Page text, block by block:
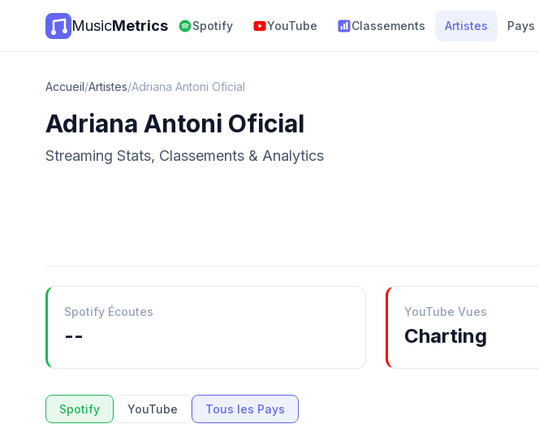
MusicMetrics Spotify YouTube Classements Artistes Pays
Accueil/Artistes/Adriana Antoni Oficial
Adriana Antoni Oficial
Streaming Stats, Classements & Analytics
Spotify Écoutes
--
YouTube Vues
Charting
Spotify YouTube Tous les Pays